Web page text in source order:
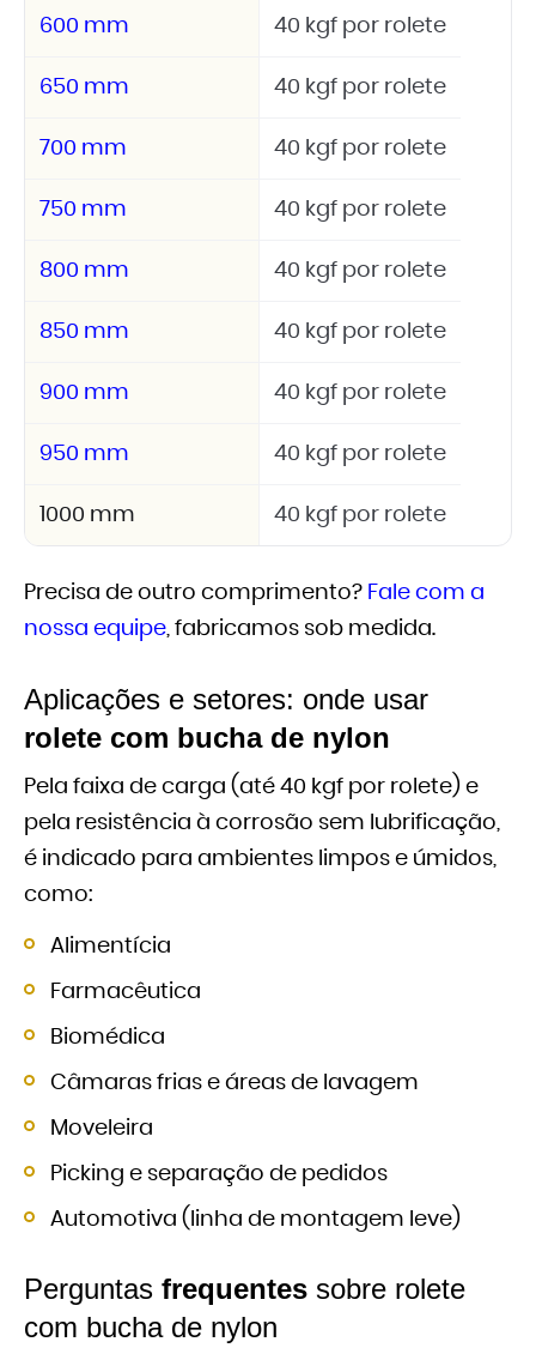
600 mm 40 kgf por rolete
650 mm 40 kgf por rolete
700 mm 40 kgf por rolete
750 mm 40 kgf por rolete
800 mm 40 kgf por rolete
850 mm 40 kgf por rolete
900 mm 40 kgf por rolete
950 mm 40 kgf por rolete
1000 mm 40 kgf por rolete
Precisa de outro comprimento? Fale com a
nossa equipe, fabricamos sob medida.
Aplicações e setores: onde usar
rolete com bucha de nylon
Pela faixa de carga (até 40 kgf por rolete) e
pela resistência à corrosão sem lubrificação,
é indicado para ambientes limpos e úmidos,
como:
Alimentícia
Farmacêutica
Biomédica
Câmaras frias e áreas de lavagem
Moveleira
Picking e separação de pedidos
Automotiva (linha de montagem leve)
Perguntas frequentes sobre rolete
com bucha de nylon